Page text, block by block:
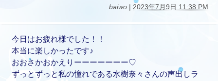
baiwo | 2023年7月9日 11:38 PM
今日はお疲れ様でした！！
本当に楽しかったです♪
おおさかおかえりーーーーーーー♡
ずっとずっと私の憧れである水樹奈々さんの声出しラ